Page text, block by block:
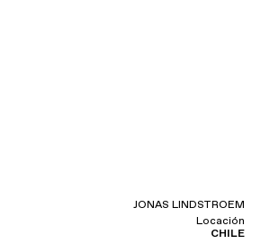
JONAS LINDSTROEM
Locación
CHILE